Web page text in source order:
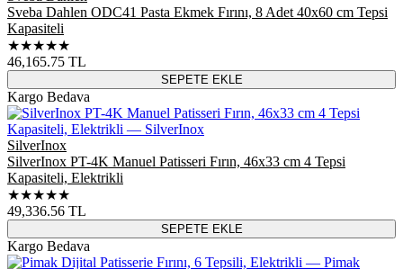
Sveba Dahlen ODC41 Pasta Ekmek Fırını, 8 Adet 40x60 cm Tepsi
Kapasiteli
★★★★★
46,165.75 TL
SEPETE EKLE
Kargo Bedava
SilverInox
SilverInox PT-4K Manuel Patisseri Fırın, 46x33 cm 4 Tepsi
Kapasiteli, Elektrikli
★★★★★
49,336.56 TL
SEPETE EKLE
Kargo Bedava